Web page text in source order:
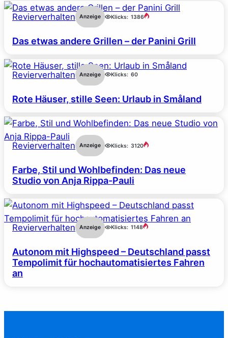
Revierverhalten Anzeige Klicks: 1386
Das etwas andere Grillen – der Panini Grill
Revierverhalten Anzeige Klicks: 60
Rote Häuser, stille Seen: Urlaub in Småland
Revierverhalten Anzeige Klicks: 3120
Farbe, Stil und Wohlbefinden: Das neue
Studio von Anja Rippa-Pauli
Revierverhalten Anzeige Klicks: 1148
Autonom mit Highspeed – Deutschland passt
Tempolimit für hochautomatisiertes Fahren
an